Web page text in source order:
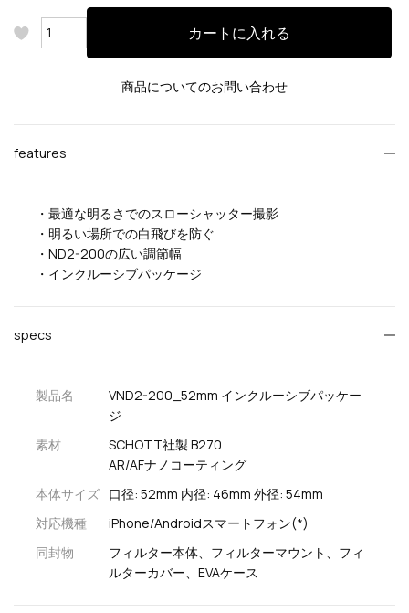
カートに入れる
商品についてのお問い合わせ
features
・最適な明るさでのスローシャッター撮影
・明るい場所での白飛びを防ぐ
・ND2-200の広い調節幅
・インクルーシブパッケージ
specs
製品名
VND2-200_52mm インクルーシブパッケー
ジ
素材
SCHOTT社製 B270
AR/AFナノコーティング
本体サイズ 口径: 52mm 内径: 46mm 外径: 54mm
対応機種
iPhone/Androidスマートフォン(*)
同封物
フィルター本体、フィルターマウント、フィ
ルターカバー、EVAケース